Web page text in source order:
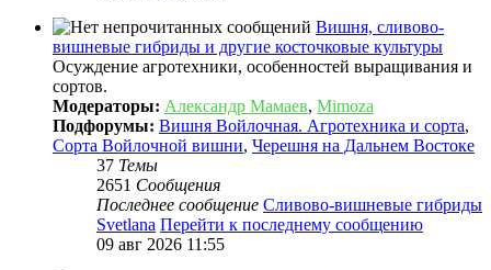
Вишня, сливово-
вишневые гибриды и другие косточковые культуры
Осуждение агротехники, особенностей выращивания и
сортов.
Модераторы: Александр Мамаев, Mimoza
Подфорумы: Вишня Войлочная. Агротехника и сорта,
Сорта Войлочной вишни, Черешня на Дальнем Востоке
37 Темы
2651 Сообщения
Последнее сообщение Сливово-вишневые гибриды
Svetlana Перейти к последнему сообщению
09 авг 2026 11:55